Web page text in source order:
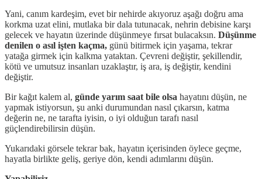
Yani, canım kardeşim, evet bir nehirde akıyoruz aşağı doğru ama
korkma uzat elini, mutlaka bir dala tutunacak, nehrin debisine karşı
gelecek ve hayatın üzerinde düşünmeye fırsat bulacaksın. Düşünme
denilen o asıl işten kaçma, günü bitirmek için yaşama, tekrar
yatağa girmek için kalkma yataktan. Çevreni değiştir, şekillendir,
kötü ve umutsuz insanları uzaklaştır, iş ara, iş değiştir, kendini
değiştir.
Bir kağıt kalem al, günde yarım saat bile olsa hayatını düşün, ne
yapmak istiyorsun, şu anki durumundan nasıl çıkarsın, katma
değerin ne, ne tarafta iyisin, o iyi olduğun tarafı nasıl
güçlendirebilirsin düşün.
Yukarıdaki görsele tekrar bak, hayatın içerisinden öylece geçme,
hayatla birlikte geliş, geriye dön, kendi adımlarını düşün.